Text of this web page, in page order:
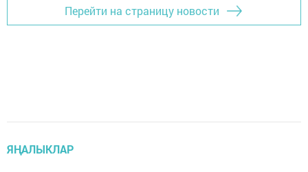
Перейти на страницу новости
ЯҢАЛЫКЛАР